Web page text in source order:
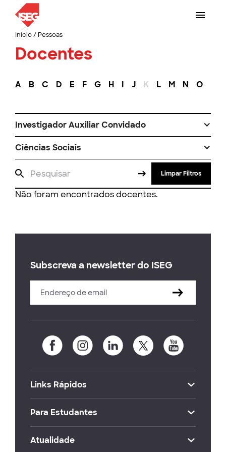
Início/ Pessoas
Docentes
A B C D E F G H I J K L M N O
Investigador Auxiliar Convidado
Ciências Sociais
Limpar Filtros
Não foram encontrados docentes.
Subscreva a newsletter do ISEG
Links Rápidos
Para Estudantes
Atualidade